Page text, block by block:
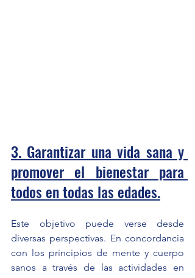
3. Garantizar una vida sana y
promover el bienestar para
todos en todas las edades.
Este objetivo puede verse desde
diversas perspectivas. En concordancia
con los principios de mente y cuerpo
sanos a través de las actividades en